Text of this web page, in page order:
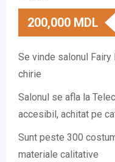
200,000 MDL
Se vinde salonul
chirie
Salonul se afla la
accesibil, achitat pe
Sunt peste 300
materiale calitative